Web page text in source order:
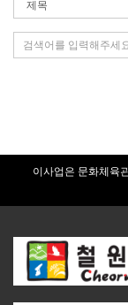
이사업은 문화체육